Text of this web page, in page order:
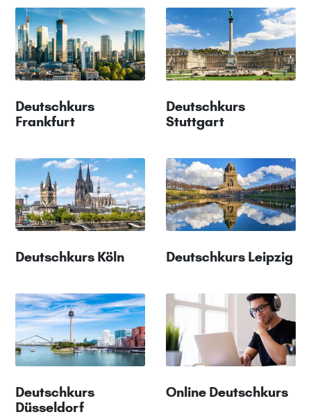
Deutschkurs
Frankfurt
Deutschkurs
Stuttgart
Deutschkurs Köln Deutschkurs Leipzig
Deutschkurs
Düsseldorf
Online Deutschkurs